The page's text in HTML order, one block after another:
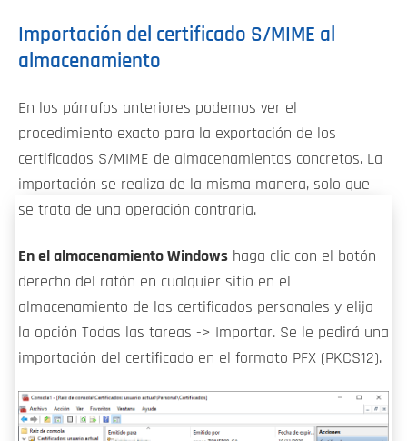
Importación del certificado S/MIME al
almacenamiento
En los párrafos anteriores podemos ver el
procedimiento exacto para la exportación de los
certificados S/MIME de almacenamientos concretos. La
importación se realiza de la misma manera, solo que
se trata de una operación contraria.
En el almacenamiento Windows haga clic con el botón
derecho del ratón en cualquier sitio en el
almacenamiento de los certificados personales y elija
la opción Todas las tareas -> Importar. Se le pedirá una
importación del certificado en el formato PFX (PKCS12).